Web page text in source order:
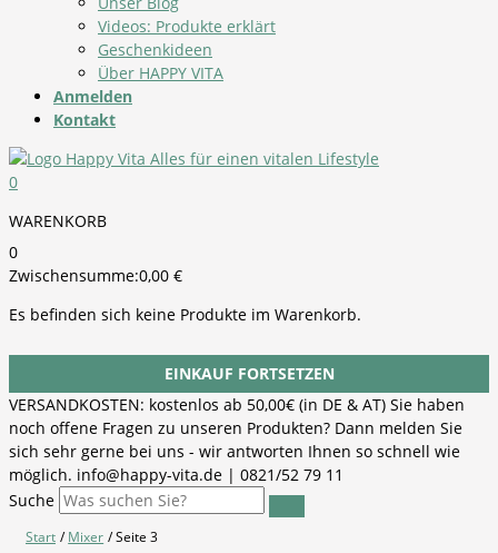
Videos: Produkte erklärt
Geschenkideen
Über HAPPY VITA
Anmelden
Kontakt
0
WARENKORB
0
Zwischensumme:0,00 €
Es befinden sich keine Produkte im Warenkorb.
EINKAUF FORTSETZEN
VERSANDKOSTEN: kostenlos ab 50,00€ (in DE & AT) Sie haben
noch offene Fragen zu unseren Produkten? Dann melden Sie
sich sehr gerne bei uns - wir antworten Ihnen so schnell wie
möglich. info@happy-vita.de | 0821/52 79 11
Suche
Start Mixer Seite 3